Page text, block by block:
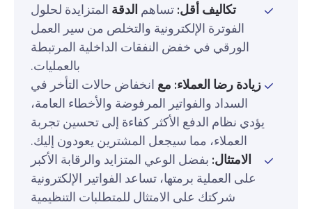
تكاليف أقل: تساهم الدقة المتزايدة لحلول
الفوترة الإلكترونية والتخلص من سير العمل
الورقي في خفض النفقات الداخلية المرتبطة
بالعمليات.
زيادة رضا العملاء: مع انخفاض حالات التأخر في
السداد والفواتير المرفوضة والأخطاء العامة،
يؤدي نظام الدفع الأكثر كفاءة إلى تحسين تجربة
العملاء، مما سيجعل المشترين يعودون إليك.
الامتثال: بفضل الوعي المتزايد والرقابة الأكبر
على العملية برمتها، تساعد الفواتير الإلكترونية
شركتك على الامتثال للمتطلبات التنظيمية